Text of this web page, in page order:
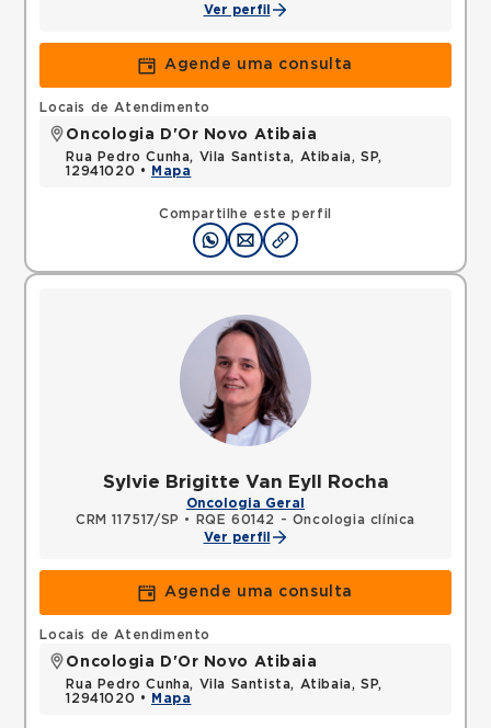
Ver perfil
Agende uma consulta
Compartilhe este perfil
Locais de Atendimento
Oncologia D'Or Novo Atibaia
Rua Pedro Cunha, Vila Santista, Atibaia, SP,
12941020 •
Mapa
Sylvie Brigitte Van Eyll Rocha
Oncologia Geral
CRM 117517/SP •
RQE 60142 - Oncologia clínica
Ver perfil
Agende uma consulta
Locais de Atendimento
Oncologia D'Or Novo Atibaia
Rua Pedro Cunha, Vila Santista, Atibaia, SP,
12941020 •
Mapa